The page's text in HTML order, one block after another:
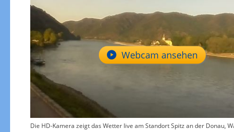
Webcam ansehen
Die HD-Kamera zeigt das Wetter live am Standort Spitz an der Donau,